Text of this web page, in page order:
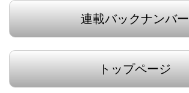
連載バックナンバー
トップページ